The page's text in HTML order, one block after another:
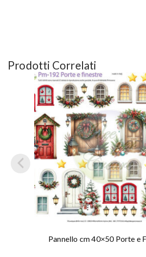
Prodotti Correlati
Pannello cm 40×50 Porte e